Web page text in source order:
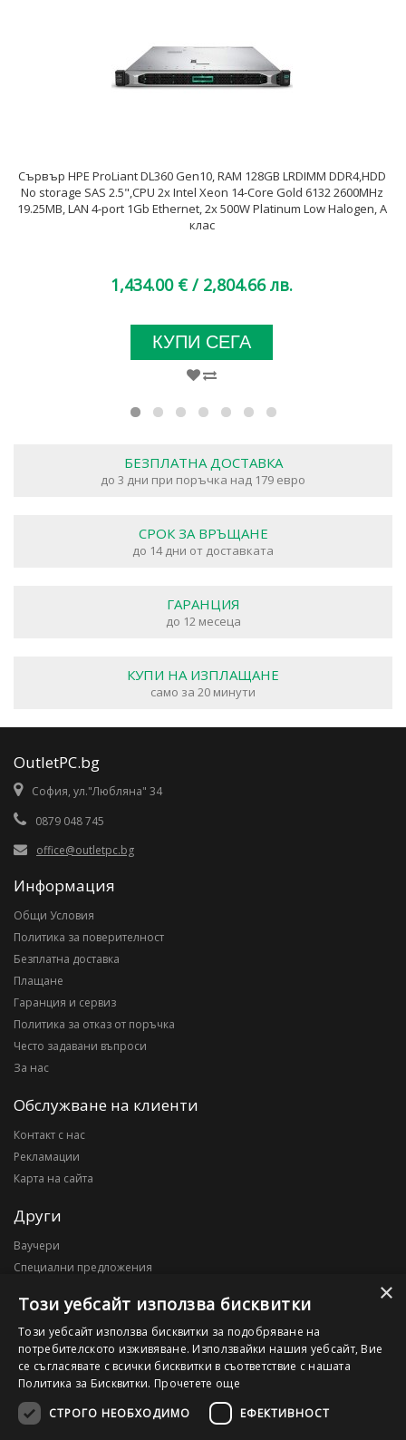
Сървър HPE ProLiant DL360 Gen10, RAM 128GB LRDIMM DDR4,HDD
No storage SAS 2.5",CPU 2x Intel Xeon 14-Core Gold 6132 2600MHz
19.25MB, LAN 4-port 1Gb Ethernet, 2x 500W Platinum Low Halogen, A
клас
1,434.00 € / 2,804.66 лв.
КУПИ СЕГА
БЕЗПЛАТНА ДОСТАВКА
до 3 дни при поръчка над 179 евро
СРОК ЗА ВРЪЩАНЕ
до 14 дни от доставката
ГАРАНЦИЯ
до 12 месеца
КУПИ НА ИЗПЛАЩАНЕ
само за 20 минути
OutletPC.bg
София, ул."Любляна" 34
0879 048 745
office@outletpc.bg
Информация
Общи Условия
Политика за поверителност
Безплатна доставка
Плащане
Гаранция и сервиз
Политика за отказ от поръчка
Често задавани въпроси
За нас
Обслужване на клиенти
Контакт с нас
Рекламации
Карта на сайта
Други
Ваучери
Специални предложения
Моят профил
Моят профил
История на поръчките
Желани продукти
×
Този уебсайт използва бисквитки
Този уебсайт използва бисквитки за подобряване на
потребителското изживяване. Използвайки нашия уебсайт, Вие
се съгласявате с всички бисквитки в съответствие с нашата
Политика за Бисквитки. Прочетете още
СТРОГО НЕОБХОДИМО
ЕФЕКТИВНОСТ